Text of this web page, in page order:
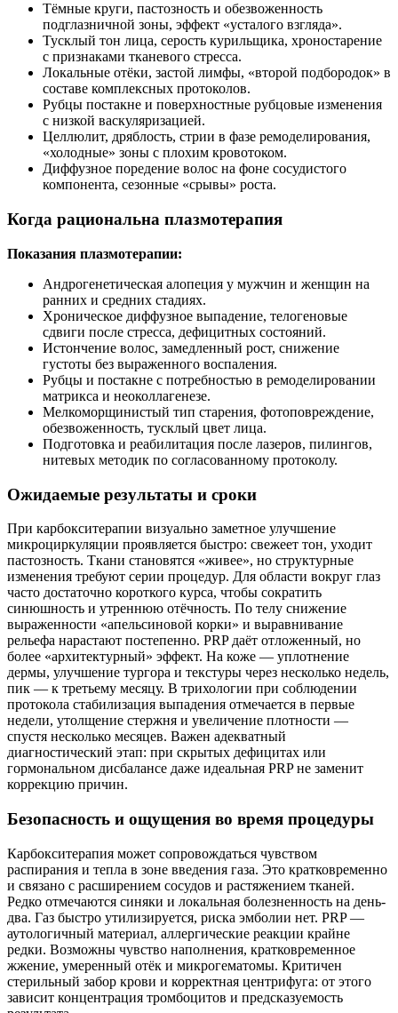
Тёмные круги, пастозность и обезвоженность
подглазничной зоны, эффект «усталого взгляда».
Тусклый тон лица, серость курильщика, хроностарение
с признаками тканевого стресса.
Локальные отёки, застой лимфы, «второй подбородок» в
составе комплексных протоколов.
Рубцы постакне и поверхностные рубцовые изменения
с низкой васкуляризацией.
Целлюлит, дряблость, стрии в фазе ремоделирования,
«холодные» зоны с плохим кровотоком.
Диффузное поредение волос на фоне сосудистого
компонента, сезонные «срывы» роста.
Когда рациональна плазмотерапия
Показания плазмотерапии:
Андрогенетическая алопеция у мужчин и женщин на
ранних и средних стадиях.
Хроническое диффузное выпадение, телогеновые
сдвиги после стресса, дефицитных состояний.
Истончение волос, замедленный рост, снижение
густоты без выраженного воспаления.
Рубцы и постакне с потребностью в ремоделировании
матрикса и неоколлагенезе.
Мелкоморщинистый тип старения, фотоповреждение,
обезвоженность, тусклый цвет лица.
Подготовка и реабилитация после лазеров, пилингов,
нитевых методик по согласованному протоколу.
Ожидаемые результаты и сроки
При карбокситерапии визуально заметное улучшение
микроциркуляции проявляется быстро: свежеет тон, уходит
пастозность. Ткани становятся «живее», но структурные
изменения требуют серии процедур. Для области вокруг глаз
часто достаточно короткого курса, чтобы сократить
синюшность и утреннюю отёчность. По телу снижение
выраженности «апельсиновой корки» и выравнивание
рельефа нарастают постепенно. PRP даёт отложенный, но
более «архитектурный» эффект. На коже — уплотнение
дермы, улучшение тургора и текстуры через несколько недель,
пик — к третьему месяцу. В трихологии при соблюдении
протокола стабилизация выпадения отмечается в первые
недели, утолщение стержня и увеличение плотности —
спустя несколько месяцев. Важен адекватный
диагностический этап: при скрытых дефицитах или
гормональном дисбалансе даже идеальная PRP не заменит
коррекцию причин.
Безопасность и ощущения во время процедуры
Карбокситерапия может сопровождаться чувством
распирания и тепла в зоне введения газа. Это кратковременно
и связано с расширением сосудов и растяжением тканей.
Редко отмечаются синяки и локальная болезненность на день-
два. Газ быстро утилизируется, риска эмболии нет. PRP —
аутологичный материал, аллергические реакции крайне
редки. Возможны чувство наполнения, кратковременное
жжение, умеренный отёк и микрогематомы. Критичен
стерильный забор крови и корректная центрифуга: от этого
зависит концентрация тромбоцитов и предсказуемость